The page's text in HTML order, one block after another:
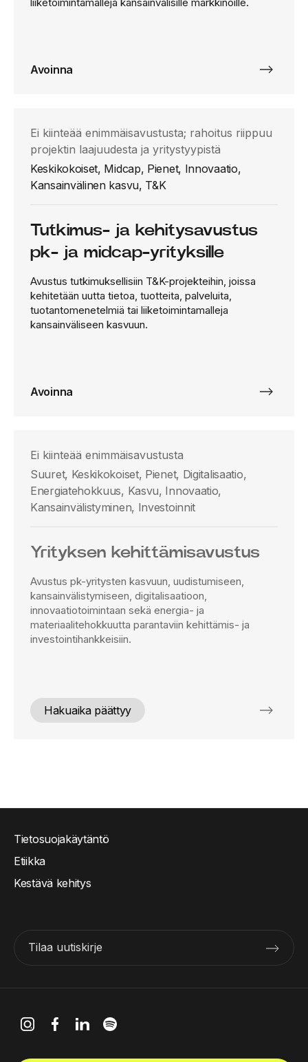
Avoinna
Ei kiinteää enimmäisavustusta; rahoitus riippuu
projektin laajuudesta ja yritystyypistä
Keskikokoiset, Midcap, Pienet, Innovaatio,
Kansainvälinen kasvu, T&K
Tutkimus- ja kehitysavustus
pk- ja midcap-yrityksille
Avustus tutkimuksellisiin T&K-projekteihin, joissa
kehitetään uutta tietoa, tuotteita, palveluita,
tuotantomenetelmiä tai liiketoimintamalleja
kansainväliseen kasvuun.
Avoinna
Ei kiinteää enimmäisavustusta
Suuret, Keskikokoiset, Pienet, Digitalisaatio,
Energiatehokkuus, Kasvu, Innovaatio,
Kansainvälistyminen, Investoinnit
Yrityksen kehittämisavustus
Avustus pk-yritysten kasvuun, uudistumiseen,
kansainvälistymiseen, digitalisaatioon,
innovaatiotoimintaan sekä energia- ja
materiaalitehokkuutta parantaviin kehittämis- ja
investointihankkeisiin.
Hakuaika päättyy
Tilaa uutiskirje
Tietosuojakäytäntö
Etiikka
Kestävä kehitys